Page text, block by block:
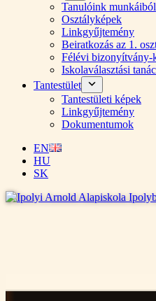
Tanulóink munkáiból
Osztályképek
Linkgyűjtemény
Beiratkozás az 1.
Félévi bizonyítvány-
Iskolaválasztási
Tantestület
Tantestületi képek
Linkgyűjtemény
Dokumentumok
EN
HU
SK